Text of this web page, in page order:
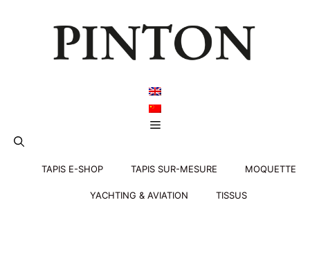
Menu
TAPIS E-SHOP TAPIS SUR-MESURE MOQUETTE
YACHTING & AVIATION TISSUS